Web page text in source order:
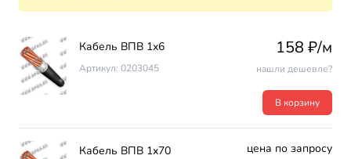
Кабель ВПВ 1х6
Артикул: 0203045
158 ₽/м
нашли дешевле?
В корзину
Кабель ВПВ 1х70 цена по запросу